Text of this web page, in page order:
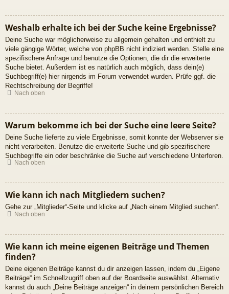
Weshalb erhalte ich bei der Suche keine Ergebnisse?
Deine Suche war möglicherweise zu allgemein gehalten und enthielt zu
viele gängige Wörter, welche von phpBB nicht indiziert werden. Stelle eine
spezifischere Anfrage und benutze die Optionen, die dir die erweiterte
Suche bietet. Außerdem ist es natürlich auch möglich, dass dein(e)
Suchbegriff(e) hier nirgends im Forum verwendet wurden. Prüfe ggf. die
Rechtschreibung der Begriffe!
Nach oben
Warum bekomme ich bei der Suche eine leere Seite?
Deine Suche lieferte zu viele Ergebnisse, somit konnte der Webserver sie
nicht verarbeiten. Benutze die erweiterte Suche und gib spezifischere
Suchbegriffe ein oder beschränke die Suche auf verschiedene Unterforen.
Nach oben
Wie kann ich nach Mitgliedern suchen?
Gehe zur „Mitglieder“-Seite und klicke auf „Nach einem Mitglied suchen“.
Nach oben
Wie kann ich meine eigenen Beiträge und Themen
finden?
Deine eigenen Beiträge kannst du dir anzeigen lassen, indem du „Eigene
Beiträge“ im Schnellzugriff oben auf der Boardseite auswählst. Alternativ
kannst du auch „Deine Beiträge anzeigen“ in deinem persönlichen Bereich